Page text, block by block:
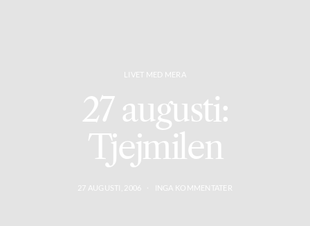
LIVET MED MERA
27 augusti:
Tjejmilen
27 AUGUSTI, 2006 INGA KOMMENTATER